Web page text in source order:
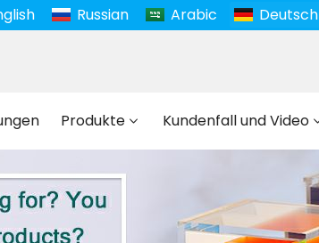
Russian Arabic Deutsch
Produkte Kundenfall und Video